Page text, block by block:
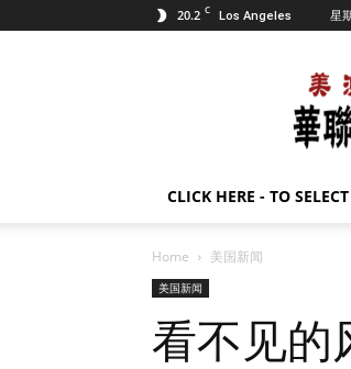
20.2 C Los Angeles 星
联
CLICK HERE - TO
Home 美国新闻
美国新闻
看不见的